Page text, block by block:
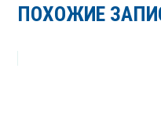
ПОХОЖИЕ